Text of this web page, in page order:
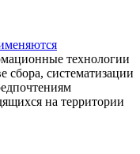
технологии
сбора, систематизации
на территории